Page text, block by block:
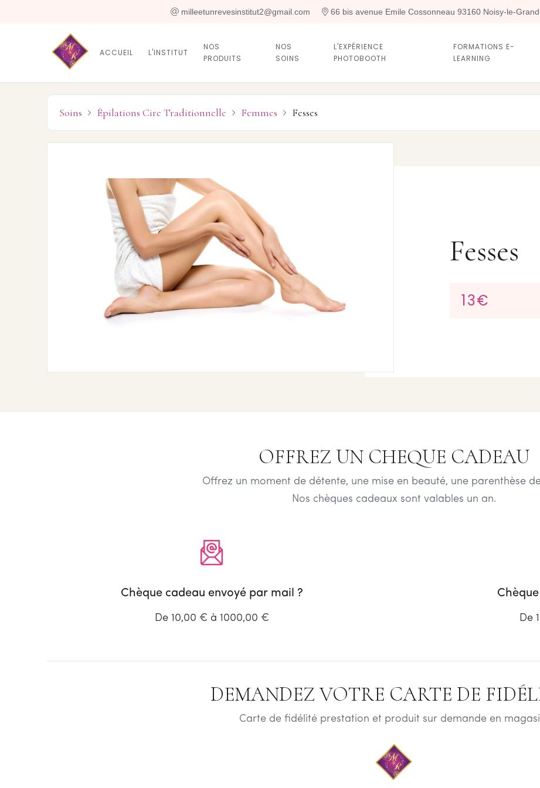
 milleetunrevesinstitut2@gmail.com  66 bis avenue Emile Cossonneau 93160 Noisy-le-Grand
ACCUEIL L'INSTITUT
NOS
PRODUITS
NOS
SOINS
L'EXPÉRIENCE
PHOTOBOOTH
FORMATIONS E-
LEARNING
Soins  Épilations Cire Traditionnelle  Femmes  Fesses
Fesses
13€
OFFREZ UN CHEQUE CADEAU
Offrez un moment de détente, une mise en beauté, une parenthèse
Nos chèques cadeaux sont valables un an.
Chèque cadeau envoyé par mail ?
De 10,00 € à 1000,00 € De
DEMANDEZ VOTRE CARTE DE
Carte de fidélité prestation et produit sur demande en